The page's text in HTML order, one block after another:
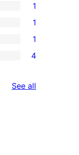
1
1
1
4
See all